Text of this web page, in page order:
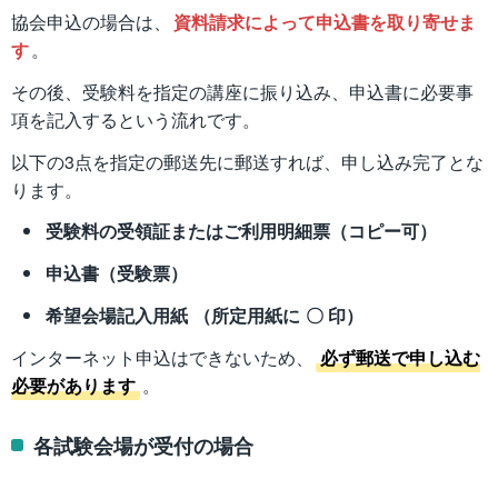
協会申込の場合は、
資料請求によって申込書を取り寄せま
す。
その後、受験料を指定の講座に振り込み、申込書に必要事
項を記入するという流れです。
以下の3点を指定の郵送先に郵送すれば、申し込み完了とな
ります。
受験料の受領証またはご利用明細票（コピー可）
申込書（受験票）
希望会場記入用紙 （所定用紙に 〇 印）
インターネット申込はできないため、
必ず郵送で申し込む
必要があります 。
各試験会場が受付の場合